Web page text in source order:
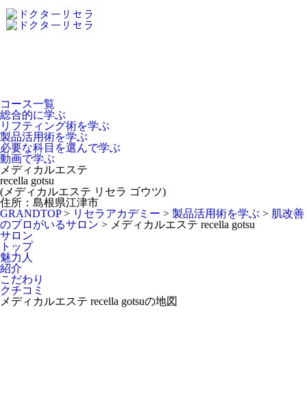
Dr.Recella Academy
について
コース一覧
総合的に学ぶ
リフティング術を学ぶ
製品活用術を学ぶ
必要な科目を選んで学ぶ
動画で学ぶ
メディカルエステ
recella gotsu
(メディカルエステ リセラ ゴウツ)
住所：島根県江津市
GRANDTOP> リセラアカデミー > 製品活用術を学ぶ > 肌改善
のプロがいるサロン > メディカルエステ recella gotsu
サロン
トップ
魅力人
紹介
こだわり
クチコミ
メディカルエステ recella gotsuの地図